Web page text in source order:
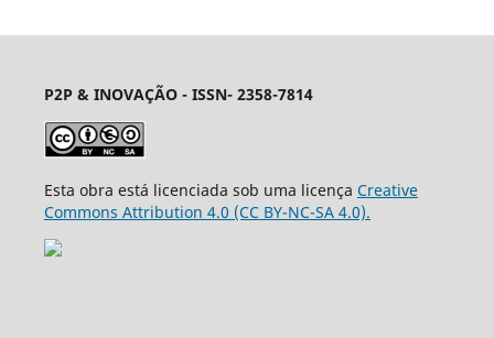
P2P & INOVAÇÃO - ISSN- 2358-7814
Esta obra está licenciada sob uma licença Creative
Commons Attribution 4.0 (CC BY-NC-SA 4.0).